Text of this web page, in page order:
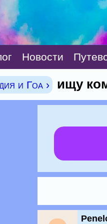
Новости
и Гоа › ищу